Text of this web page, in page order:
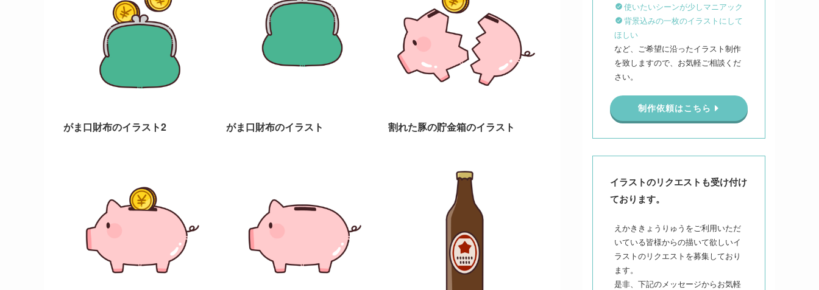
がま口財布のイラスト2 がま口財布のイラスト 割れた豚の貯金箱のイラスト
使いたいシーンが少しマニアック
背景込みの一枚のイラストにして
ほしい
など、ご希望に沿ったイラスト制作
を致しますので、お気軽ご相談くだ
さい。
制作依頼はこちら
イラストのリクエストも受け付け
ております。
えかききょうりゅうをご利用いただ
いている皆様からの描いて欲しいイ
ラストのリクエストを募集しており
ます。
是非、下記のメッセージからお気軽